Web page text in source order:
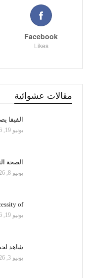
Facebook
Likes
مقالات عشوائية
الفيفا
يونيو 19, 2026
الصحة
يونيو 8, 2026
of…
يونيو 19, 2026
شاهد
يونيو 3, 2026